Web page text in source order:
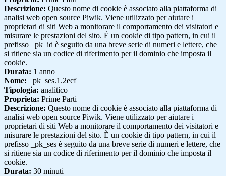
Descrizione: Questo nome di cookie è associato alla piattaforma di
analisi web open source Piwik. Viene utilizzato per aiutare i
proprietari di siti Web a monitorare il comportamento dei visitatori e
misurare le prestazioni del sito. È un cookie di tipo pattern, in cui il
prefisso _pk_id è seguito da una breve serie di numeri e lettere, che
si ritiene sia un codice di riferimento per il dominio che imposta il
cookie.
Durata: 1 anno
Nome: _pk_ses.1.2ecf
Tipologia: analitico
Proprieta: Prime Parti
Descrizione: Questo nome di cookie è associato alla piattaforma di
analisi web open source Piwik. Viene utilizzato per aiutare i
proprietari di siti Web a monitorare il comportamento dei visitatori e
misurare le prestazioni del sito. È un cookie di tipo pattern, in cui il
prefisso _pk_ses è seguito da una breve serie di numeri e lettere, che
si ritiene sia un codice di riferimento per il dominio che imposta il
cookie.
Durata: 30 minuti